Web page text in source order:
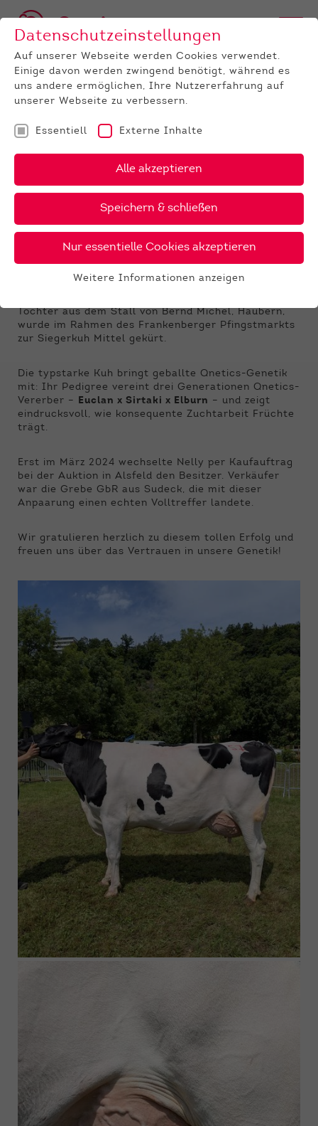
UNTERNEHMEN News
Frankenberg: Qnetics-
Vererbung auf ganzer Linie
Nelly wird zur Siegerkuh Mittel gekürt
Großer Erfolg bei der Bezirkstierschau in
Tochter aus dem Stall von Bernd Michel, Haubern,
wurde im Rahmen des Frankenberger Pfingstmarkts
zur Siegerkuh Mittel gekürt.
Die typstarke Kuh bringt geballte Qnetics-Genetik
mit: Ihr Pedigree vereint drei Generationen Qnetics-
Vererber – Euclan x Sirtaki x Elburn – und zeigt
eindrucksvoll, wie konsequente Zuchtarbeit Früchte
trägt.
Erst im März 2024 wechselte Nelly per Kaufauftrag
bei der Auktion in Alsfeld den Besitzer. Verkäufer
war die Grebe GbR aus Sudeck, die mit dieser
Anpaarung einen echten Volltreffer landete.
Wir gratulieren herzlich zu diesem tollen Erfolg und
freuen uns über das Vertrauen in unsere Genetik!
Datenschutzeinstellungen
Auf unserer Webseite werden Cookies verwendet.
Einige davon werden zwingend benötigt, während es
uns andere ermöglichen, Ihre Nutzererfahrung auf
unserer Webseite zu verbessern.
Essentiell Externe Inhalte
Alle akzeptieren
Speichern & schließen
Nur essentielle Cookies akzeptieren
Funktionen der Webseite benötigt. Dadurch ist
gewährleistet, dass die Webseite einwandfrei
Name cookie_optin
Anbieter Qnetics
Zweck Cookie Einstellungen speichern
Cookie-Informationen anzeigen
Externe Inhalte
Wir verwenden auf unserer Website externe
anzubieten.
Weitere Informationen anzeigen